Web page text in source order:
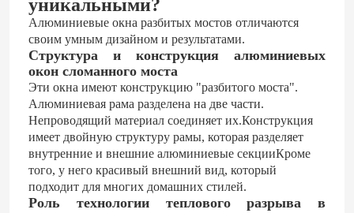
уникальными?
Алюминиевые окна разбитых мостов отличаются
своим умным дизайном и результатами.
Структура и конструкция алюминиевых
окон сломанного моста
Эти окна имеют конструкцию "разбитого моста".
Алюминиевая рама разделена на две части.
Непроводящий материал соединяет их.Конструкция
имеет двойную структуру рамы, которая разделяет
внутренние и внешние алюминиевые секцииКроме
того, у него красивый внешний вид, который
подходит для многих домашних стилей.
Роль технологии теплового разрыва в